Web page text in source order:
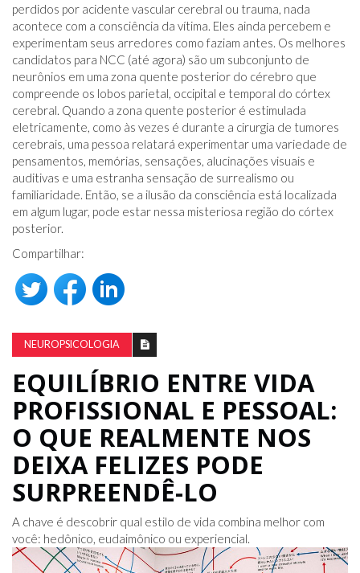
perdidos por acidente vascular cerebral ou trauma, nada
acontece com a consciência da vítima. Eles ainda percebem e
experimentam seus arredores como faziam antes. Os melhores
candidatos para NCC (até agora) são um subconjunto de
neurônios em uma zona quente posterior do cérebro que
compreende os lobos parietal, occipital e temporal do córtex
cerebral. Quando a zona quente posterior é estimulada
eletricamente, como às vezes é durante a cirurgia de tumores
cerebrais, uma pessoa relatará experimentar uma variedade de
pensamentos, memórias, sensações, alucinações visuais e
auditivas e uma estranha sensação de surrealismo ou
familiaridade. Então, se a ilusão da consciência está localizada
em algum lugar, pode estar nessa misteriosa região do córtex
posterior.
Compartilhar:
NEUROPSICOLOGIA
EQUILÍBRIO ENTRE VIDA
PROFISSIONAL E PESSOAL:
O QUE REALMENTE NOS
DEIXA FELIZES PODE
SURPREENDÊ-LO
A chave é descobrir qual estilo de vida combina melhor com
você: hedônico, eudaimônico ou experiencial.